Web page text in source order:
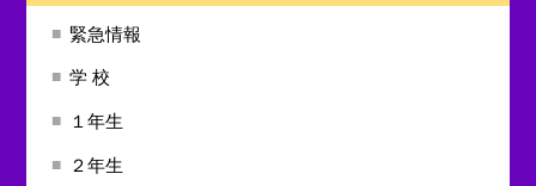
緊急情報
学 校
１年生
２年生